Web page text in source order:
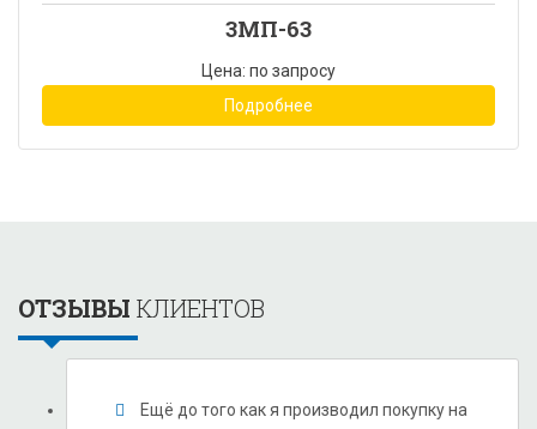
3МП-63
Цена: по запросу
Подробнее
ОТЗЫВЫ КЛИЕНТОВ
Ещё до того как я производил покупку на